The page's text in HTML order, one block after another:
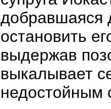
добравшаяся
остановить
выдержав
выкалывает
недостойным